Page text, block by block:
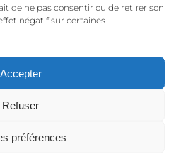
de ne pas consentir ou de retirer son
négatif sur certaines
Accepter
Refuser
préférences
monochromes qu’ils
ou plus vives. Elles sont
ou d’autres puces
à associer tes boucles
or à d’autres bijoux discrets,
lebracelet chaîne serpent